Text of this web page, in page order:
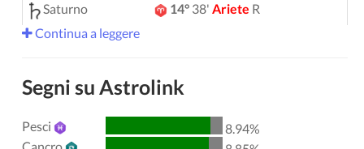
Saturno 14° 38' Ariete R
Urano
Nettuno 04°
Chirone 00°51'Toro
Continua a leggere
Segni su Astrolink
Pesci
8.94%